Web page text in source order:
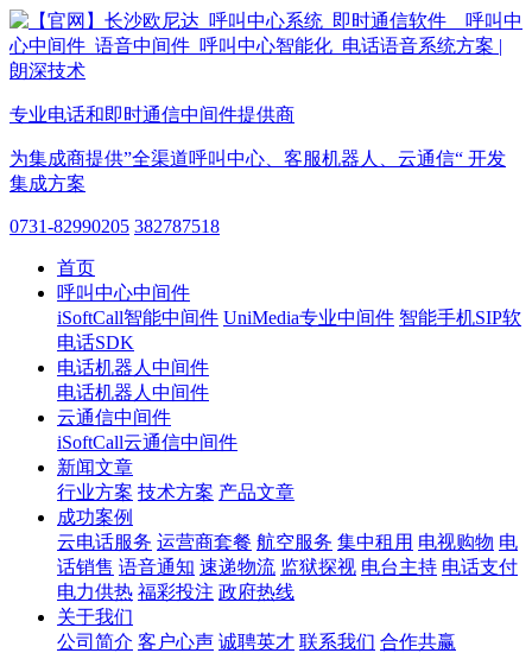
专业电话和即时通信中间件提供商
为集成商提供”全渠道呼叫中心、客服机器人、云通信“ 开发
集成方案
0731-82990205 382787518
首页
呼叫中心中间件
iSoftCall智能中间件 UniMedia专业中间件 智能手机SIP软
电话SDK
电话机器人中间件
电话机器人中间件
云通信中间件
iSoftCall云通信中间件
新闻文章
行业方案 技术方案 产品文章
成功案例
云电话服务 运营商套餐 航空服务 集中租用 电视购物 电
话销售 语音通知 速递物流 监狱探视 电台主持 电话支付
电力供热 福彩投注 政府热线
关于我们
公司简介 客户心声 诚聘英才 联系我们 合作共赢